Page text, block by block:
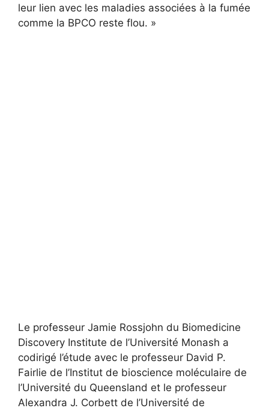
leur lien avec les maladies associées à la fumée
comme la BPCO reste flou. »
Le professeur Jamie Rossjohn du Biomedicine
Discovery Institute de l’Université Monash a
codirigé l’étude avec le professeur David P.
Fairlie de l’Institut de bioscience moléculaire de
l’Université du Queensland et le professeur
Alexandra J. Corbett de l’Université de